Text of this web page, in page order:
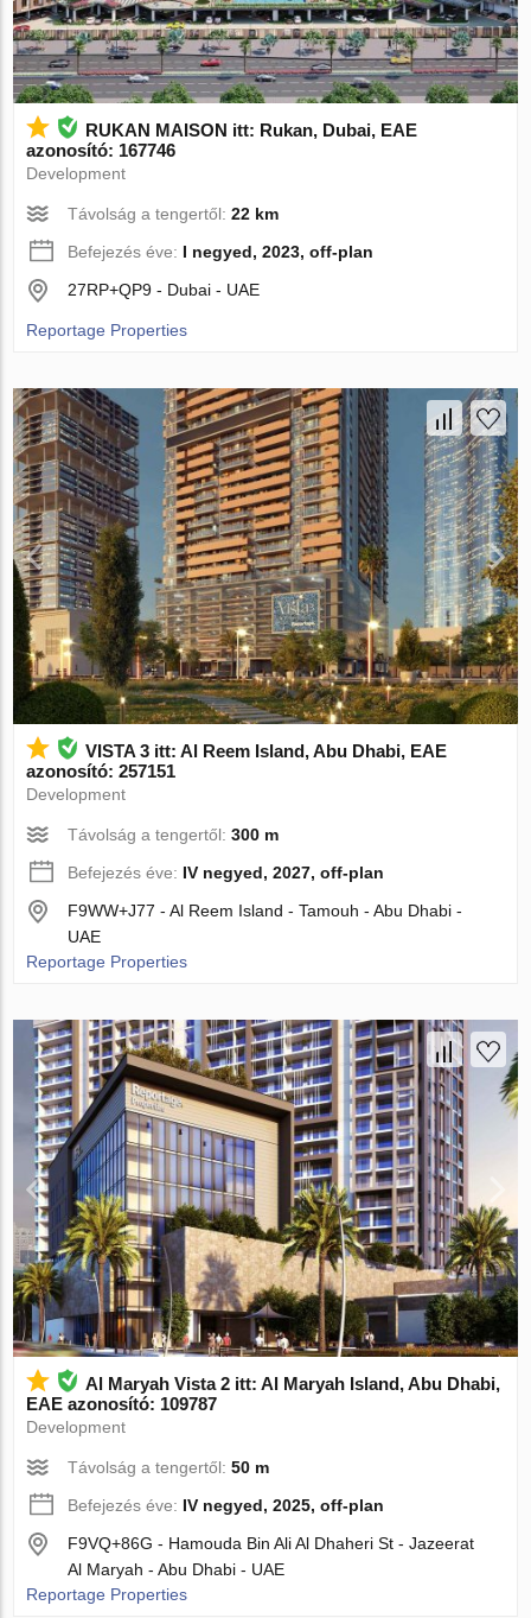
RUKAN MAISON itt: Rukan, Dubai, EAE
azonosító: 167746
Development
Távolság a tengertől:22 km
Befejezés éve: I negyed, 2023, off-plan
27RP+QP9 - Dubai - UAE
Reportage Properties
VISTA 3 itt: Al Reem Island, Abu Dhabi, EAE
azonosító: 257151
Development
Távolság a tengertől:300 m
Befejezés éve: IV negyed, 2027, off-plan
F9WW+J77 - Al Reem Island - Tamouh - Abu Dhabi -
UAE
Reportage Properties
Al Maryah Vista 2 itt: Al Maryah Island, Abu Dhabi,
EAE azonosító: 109787
Development
Távolság a tengertől:50 m
Befejezés éve: IV negyed, 2025, off-plan
F9VQ+86G - Hamouda Bin Ali Al Dhaheri St - Jazeerat
Al Maryah - Abu Dhabi - UAE
Reportage Properties